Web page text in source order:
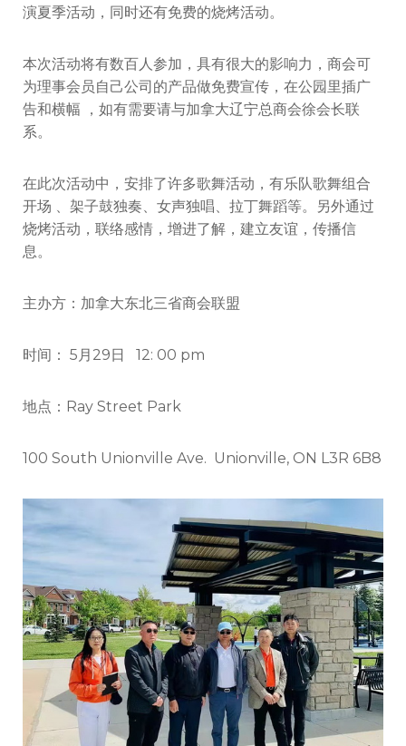
演夏季活动，同时还有免费的烧烤活动。
本次活动将有数百人参加，具有很大的影响力，商会可
为理事会员自己公司的产品做免费宣传，在公园里插广
告和横幅 ，如有需要请与加拿大辽宁总商会徐会长联
系。
在此次活动中，安排了许多歌舞活动，有乐队歌舞组合
开场 、架子鼓独奏、女声独唱、拉丁舞蹈等。另外通过
烧烤活动，联络感情，增进了解，建立友谊，传播信
息。
主办方：加拿大东北三省商会联盟
时间： 5月29日 12: 00 pm
地点：Ray Street Park
100 South Unionville Ave. Unionville, ON L3R 6B8